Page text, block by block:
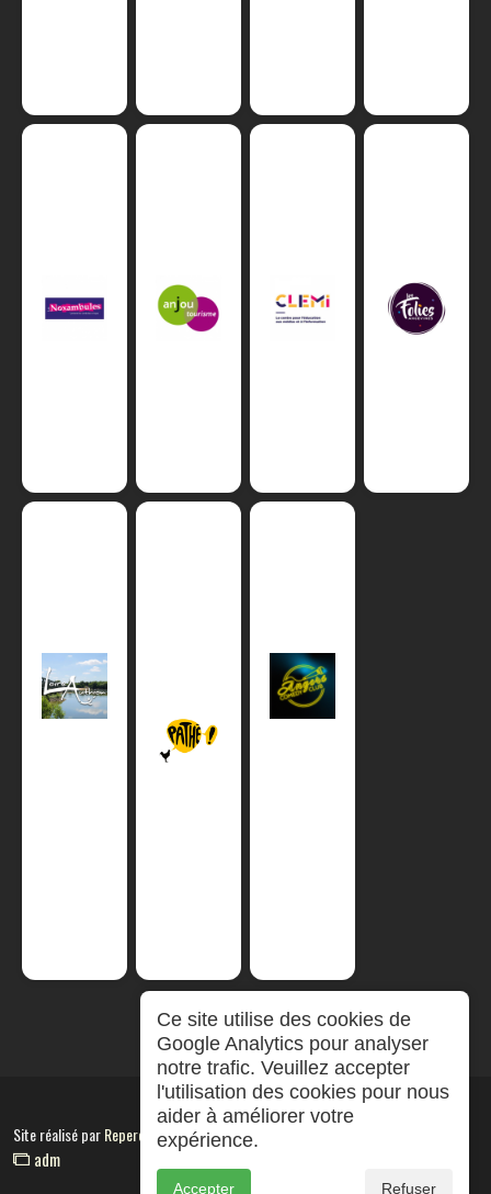
Site réalisé parRepereCom
adm
Ce site utilise des cookies de
Google Analytics pour analyser
notre trafic. Veuillez accepter
l'utilisation des cookies pour nous
aider à améliorer votre
expérience.
Accepter Refuser